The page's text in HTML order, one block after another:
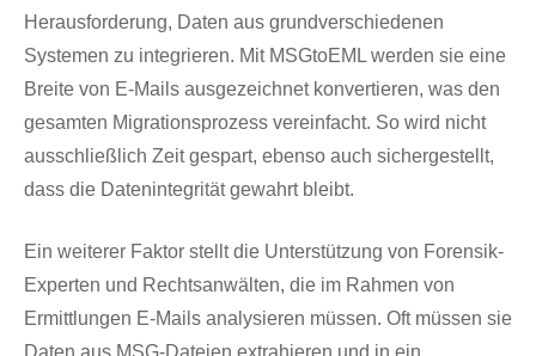
Herausforderung, Daten aus grundverschiedenen
Systemen zu integrieren. Mit MSGtoEML werden sie eine
Breite von E-Mails ausgezeichnet konvertieren, was den
gesamten Migrationsprozess vereinfacht. So wird nicht
ausschließlich Zeit gespart, ebenso auch sichergestellt,
dass die Datenintegrität gewahrt bleibt.
Ein weiterer Faktor stellt die Unterstützung von Forensik-
Experten und Rechtsanwälten, die im Rahmen von
Ermittlungen E-Mails analysieren müssen. Oft müssen sie
Daten aus MSG-Dateien extrahieren und in ein